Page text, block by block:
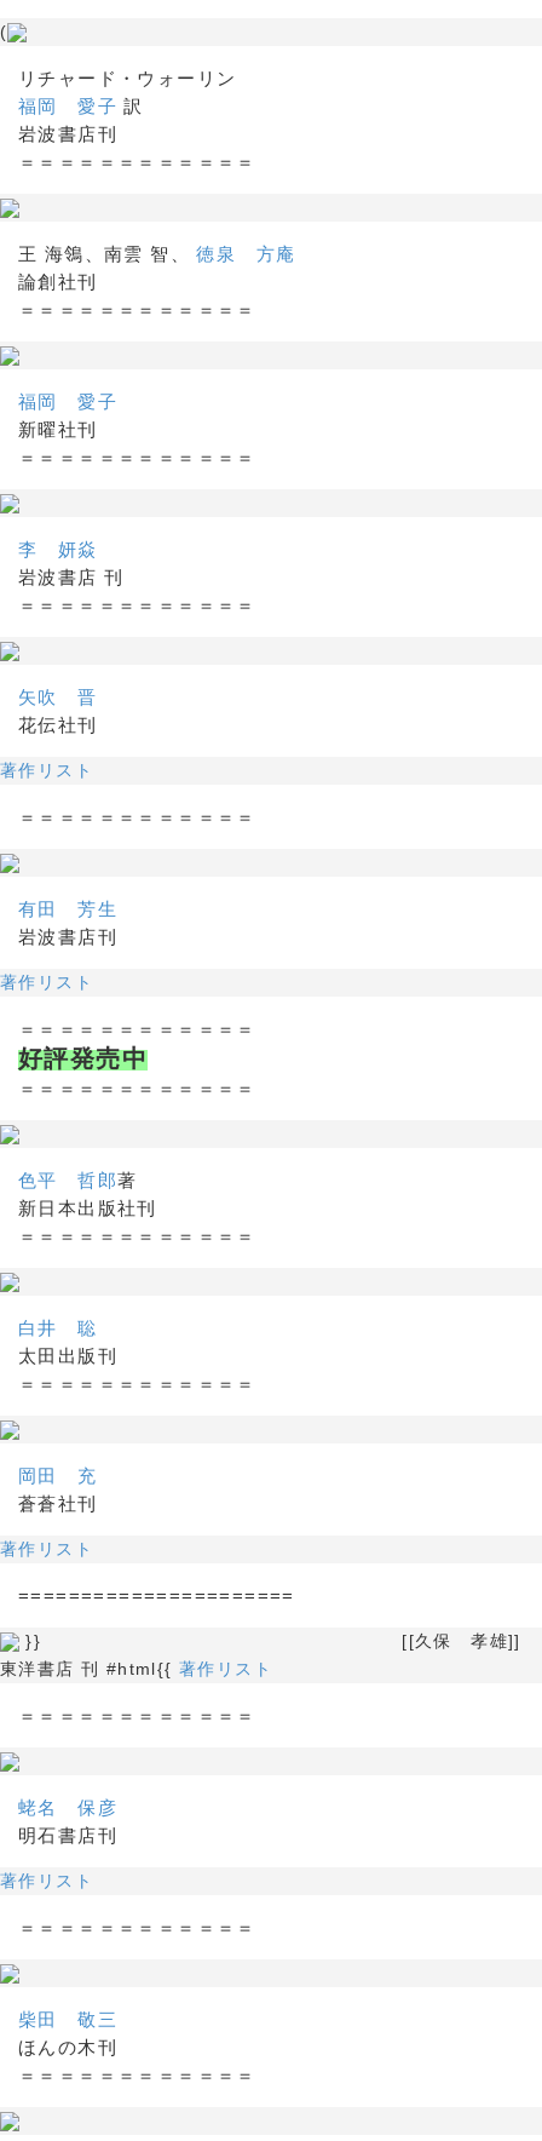
(
リチャード・ウォーリン
福岡 愛子 訳
岩波書店刊
＝＝＝＝＝＝＝＝＝＝＝＝
王 海鴒、南雲 智、徳泉 方庵
論創社刊
＝＝＝＝＝＝＝＝＝＝＝＝
福岡 愛子
新曜社刊
＝＝＝＝＝＝＝＝＝＝＝＝
李 妍焱
岩波書店 刊
＝＝＝＝＝＝＝＝＝＝＝＝
矢吹 晋
花伝社刊
著作リスト
＝＝＝＝＝＝＝＝＝＝＝＝
有田 芳生
岩波書店刊
著作リスト
＝＝＝＝＝＝＝＝＝＝＝＝
好評発売中
＝＝＝＝＝＝＝＝＝＝＝＝
色平 哲郎著
新日本出版社刊
＝＝＝＝＝＝＝＝＝＝＝＝
白井 聡
太田出版刊
＝＝＝＝＝＝＝＝＝＝＝＝
岡田 充
蒼蒼社刊
著作リスト
======================
}} [[久保 孝雄]]
東洋書店 刊 #html{{ 著作リスト
＝＝＝＝＝＝＝＝＝＝＝＝
蛯名 保彦
明石書店刊
著作リスト
＝＝＝＝＝＝＝＝＝＝＝＝
柴田 敬三
ほんの木刊
＝＝＝＝＝＝＝＝＝＝＝＝